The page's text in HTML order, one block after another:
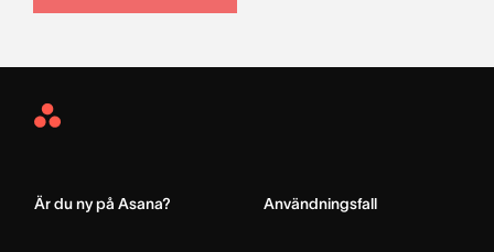
Asana
Är du ny på Asana? Användningsfall